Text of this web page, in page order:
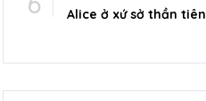
Alice ở xứ sở thần tiên